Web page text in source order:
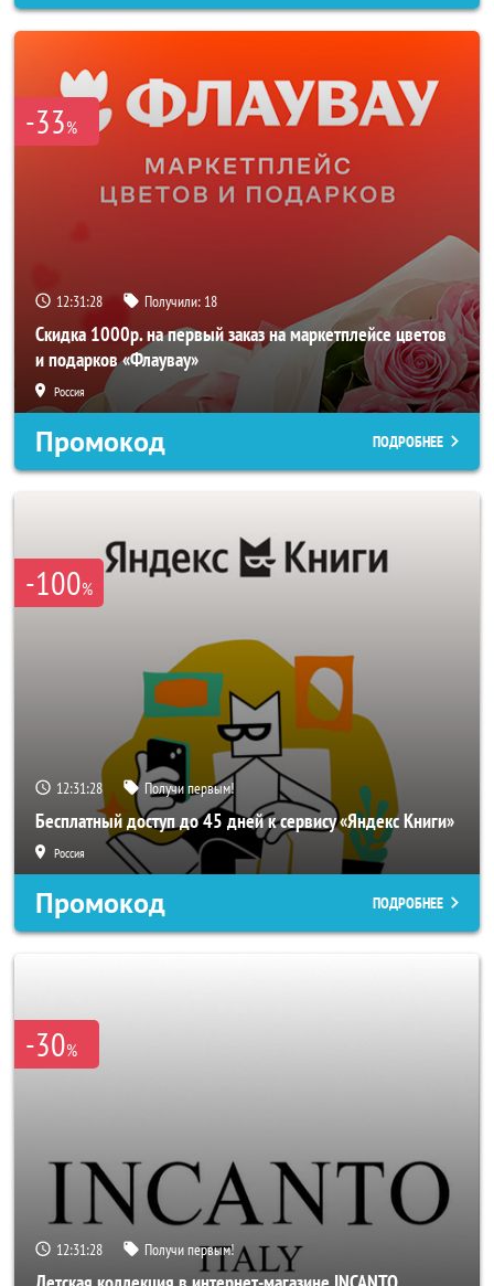
-33%
12:31:26 Получили: 18
Скидка 1000р. на первый заказ на маркетплейсе цветов
и подарков «Флаувау»
Россия
Промокод ПОДРОБНЕЕ
-100%
12:31:26 Получи первым!
Бесплатный доступ до 45 дней к сервису «Яндекс Книги»
Россия
Промокод ПОДРОБНЕЕ
-30%
12:31:26 Получи первым!